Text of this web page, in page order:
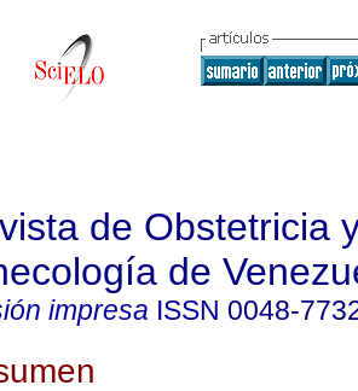
de Obstetricia
de
impresa ISSN 0048-